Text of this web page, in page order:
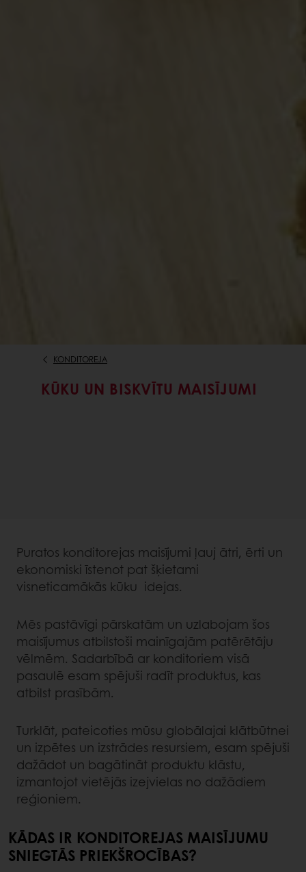
KONDITOREJA
KŪKU UN BISKVĪTU MAISĪJUMI
Puratos konditorejas maisījumi ļauj ātri, ērti un
ekonomiski īstenot pat šķietami
visneticamākās kūku idejas.
Mēs pastāvīgi pārskatām un uzlabojam šos
maisījumus atbilstoši mainīgajām patērētāju
vēlmēm. Sadarbībā ar konditoriem visā
pasaulē esam spējuši radīt produktus, kas
atbilst prasībām.
Turklāt, pateicoties mūsu globālajai klātbūtnei
un izpētes un izstrādes resursiem, esam spējuši
dažādot un bagātināt produktu klāstu,
izmantojot vietējās izejvielas no dažādiem
reģioniem.
KĀDAS IR KONDITOREJAS MAISĪJUMU
SNIEGTĀS PRIEKŠROCĪBAS?